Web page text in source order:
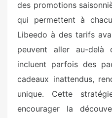
des promotions
qui permettent à
Libeedo à des tarifs
peuvent aller au-delà
incluent parfois des
cadeaux inattendus,
unique. Cette
encourager la